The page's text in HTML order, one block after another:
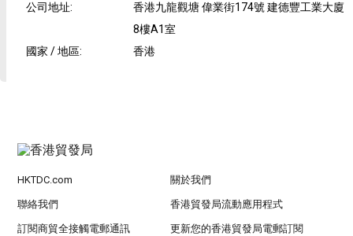
公司地址:
香港九龍觀塘 偉業街174號 建德豐工業大廈
8樓A1室
國家 / 地區: 香港
HKTDC.com 關於我們
聯絡我們 香港貿發局流動應用程式
訂閱商貿全接觸電郵通訊 更新您的香港貿發局電郵訂閱